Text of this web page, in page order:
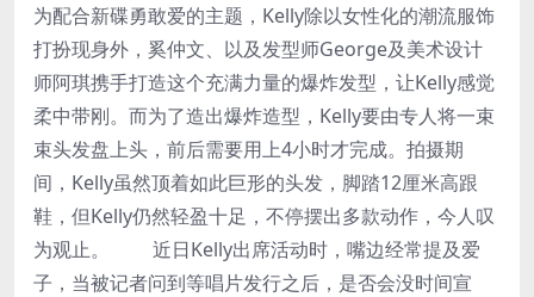
为配合新碟勇敢爱的主题，Kelly除以女性化的潮流服饰
打扮现身外，奚仲文、以及发型师George及美术设计
师阿琪携手打造这个充满力量的爆炸发型，让Kelly感觉
柔中带刚。而为了造出爆炸造型，Kelly要由专人将一束
束头发盘上头，前后需要用上4小时才完成。拍摄期
间，Kelly虽然顶着如此巨形的头发，脚踏12厘米高跟
鞋，但Kelly仍然轻盈十足，不停摆出多款动作，今人叹
为观止。 近日Kelly出席活动时，嘴边经常提及爱
子，当被记者问到等唱片发行之后，是否会没时间宣